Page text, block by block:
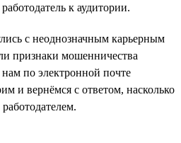
к аудитории.
с неоднозначным карьерным
признаки мошенничества
по электронной почте
и вернёмся с ответом, насколько